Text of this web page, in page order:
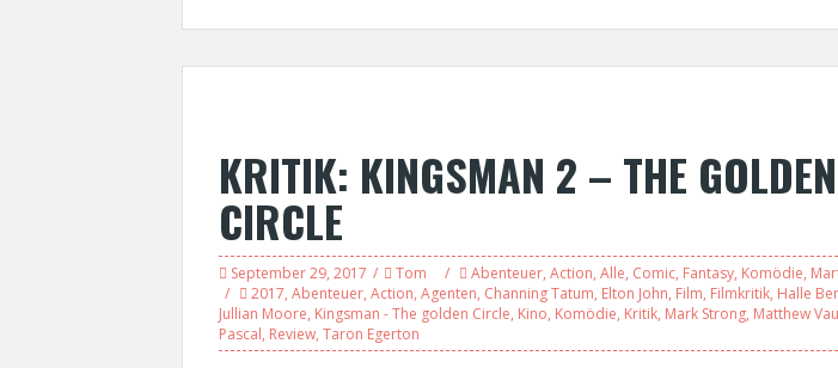
KRITIK: KINGSMAN 2 – THE GOLDEN
CIRCLE
September 29, 2017 Tom Abenteuer, Action, Alle, Comic, Fantasy, Komödie,
2017, Abenteuer, Action, Agenten, Channing Tatum, Elton John, Film, Filmkritik, Halle
Jullian Moore, Kingsman - The golden Circle, Kino, Komödie, Kritik, Mark Strong, Matthew
Pascal, Review, Taron Egerton